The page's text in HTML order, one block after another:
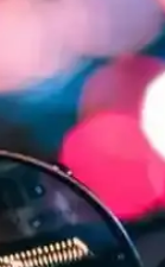
detaylarla yaz
Rehberi
ve avantajlarıyla
Özellikleri
ve havuz
Kaliteyle